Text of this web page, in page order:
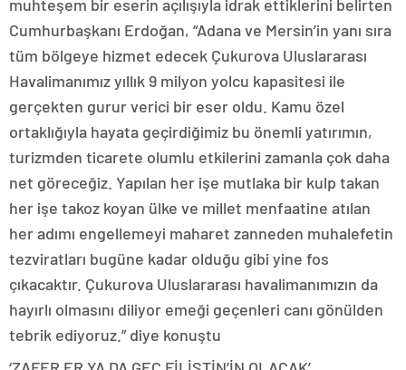
muhteşem bir eserin açılışıyla idrak ettiklerini belirten
Cumhurbaşkanı Erdoğan, “Adana ve Mersin’in yanı sıra
tüm bölgeye hizmet edecek Çukurova Uluslararası
Havalimanımız yıllık 9 milyon yolcu kapasitesi ile
gerçekten gurur verici bir eser oldu. Kamu özel
ortaklığıyla hayata geçirdiğimiz bu önemli yatırımın,
turizmden ticarete olumlu etkilerini zamanla çok daha
net göreceğiz. Yapılan her işe mutlaka bir kulp takan
her işe takoz koyan ülke ve millet menfaatine atılan
her adımı engellemeyi maharet zanneden muhalefetin
tezviratları bugüne kadar olduğu gibi yine fos
çıkacaktır. Çukurova Uluslararası havalimanımızın da
hayırlı olmasını diliyor emeği geçenleri canı gönülden
tebrik ediyoruz.” diye konuştu